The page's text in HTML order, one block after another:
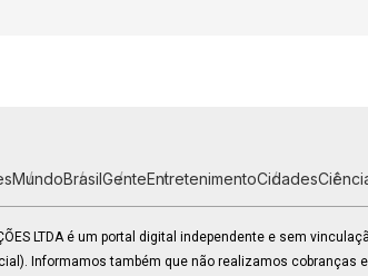
MundoBrasilGenteEntretenimentoCidades
LTDA é um portal digital independente e sem
Informamos também que não realizamos